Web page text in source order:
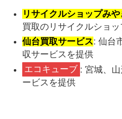
リサイクルショップみや
買取のリサイクルショッ
仙台買取サービス: 仙台
収サービスを提供
エコキューブ : 宮城、
ービスを提供